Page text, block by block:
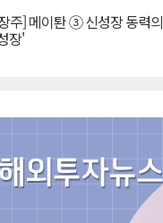
주] 메이퇀 ③ 신성장 동력의
장'